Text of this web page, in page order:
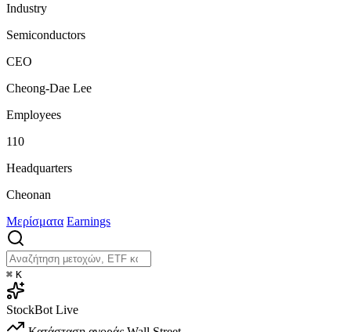
Industry
Semiconductors
CEO
Cheong-Dae Lee
Employees
110
Headquarters
Cheonan
Μερίσματα Earnings
⌘ K
StockBot Live